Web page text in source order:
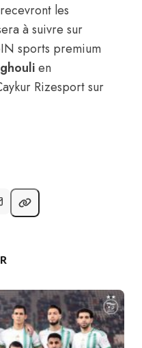
recevront les
à suivre sur
sports premium
en
Rizesport sur